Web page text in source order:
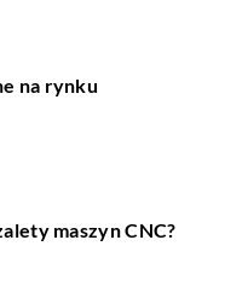
na rynku
maszyn CNC?